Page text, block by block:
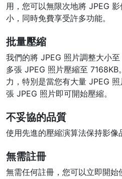
用，您可以無限次地將 JPEG
小，同時免費享受許多功能。
批量壓縮
我們的將 JPEG 照片調整大小
多張 JPEG 照片壓縮至
力，特別是當您有大量 JPEG
張 JPEG 照片即可開始壓縮。
不妥協的品質
使用先進的壓縮演算法保持影像
無需註冊
無需任何註冊，您可以立即開